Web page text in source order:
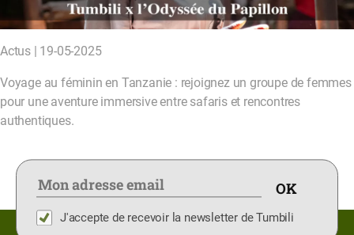
Actus | 19-05-2025
Voyage au féminin en Tanzanie : rejoignez un groupe de femmes
pour une aventure immersive entre safaris et rencontres
authentiques.
J'accepte de recevoir la newsletter de Tumbili